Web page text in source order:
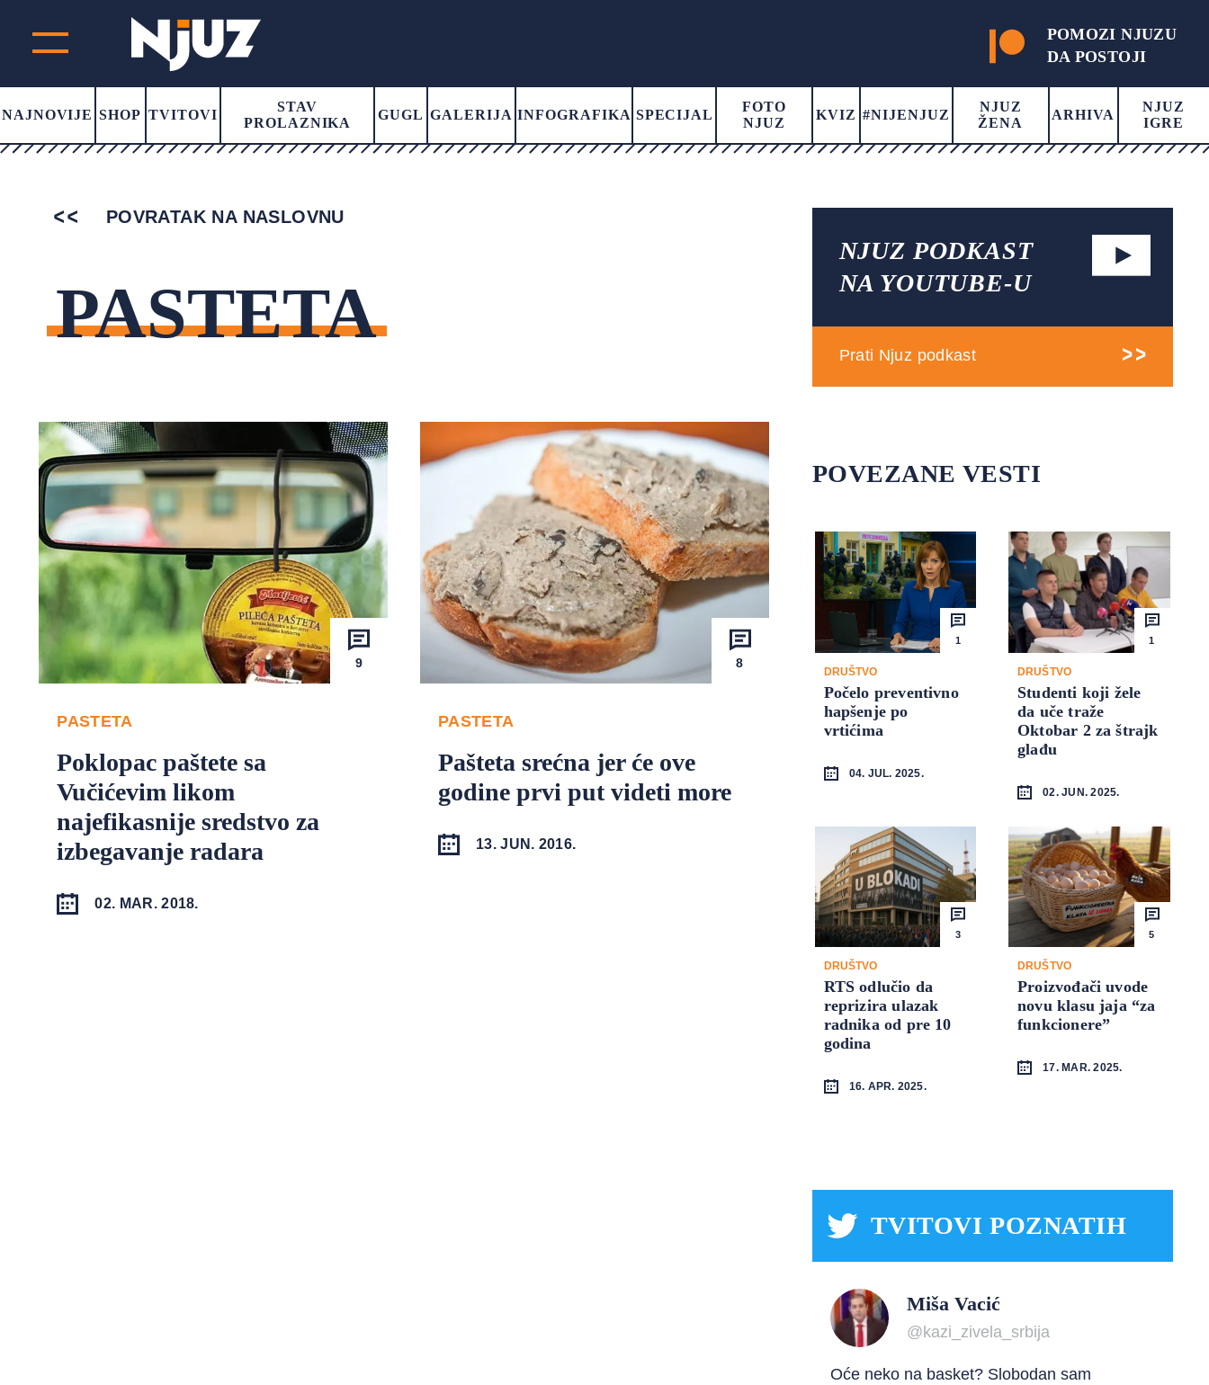
POMOZI NJUZU
DA POSTOJI
NAJNOVIJE SHOP TVITOVI
STAV
PROLAZNIKA
GUGL GALERIJA INFOGRAFIKA SPECIJAL
FOTO
NJUZ
KVIZ #NIJENJUZ
NJUZ
ŽENA
ARHIVA
NJUZ
IGRE
POVRATAK NA NASLOVNU
PASTETA
9
PASTETA
Poklopac paštete sa
Vučićevim likom
najefikasnije sredstvo za
izbegavanje radara
02. MAR. 2018.
8
PASTETA
Pašteta srećna jer će ove
godine prvi put videti more
13. JUN. 2016.
NJUZ PODKAST
NA YOUTUBE-U
Prati Njuz podkast
POVEZANE VESTI
1
DRUŠTVO
Počelo preventivno
hapšenje po
vrtićima
04. JUL. 2025.
1
DRUŠTVO
Studenti koji žele
da uče traže
Oktobar 2 za štrajk
glađu
02. JUN. 2025.
3
DRUŠTVO
RTS odlučio da
reprizira ulazak
radnika od pre 10
godina
16. APR. 2025.
5
DRUŠTVO
Proizvođači uvode
novu klasu jaja “za
funkcionere”
17. MAR. 2025.
TVITOVI POZNATIH
Miša Vacić
@kazi_zivela_srbija
Oće neko na basket? Slobodan sam